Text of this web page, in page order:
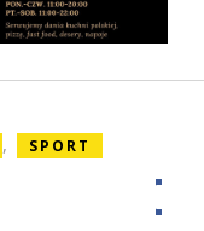
, SPORT